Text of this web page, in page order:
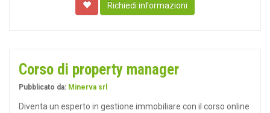
Richiedi informazioni
Corso di property manager
Pubblicato da: Minerva srl
Diventa un esperto in gestione immobiliare con il corso online